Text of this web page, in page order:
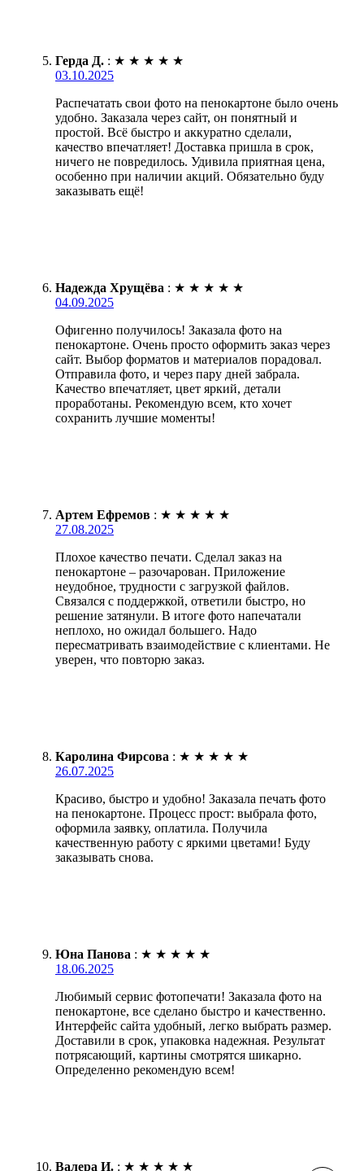
Герда Д. : ★ ★ ★ ★ ★
03.10.2025
Распечатать свои фото на пенокартоне было очень
удобно. Заказала через сайт, он понятный и
простой. Всё быстро и аккуратно сделали,
качество впечатляет! Доставка пришла в срок,
ничего не повредилось. Удивила приятная цена,
особенно при наличии акций. Обязательно буду
заказывать ещё!
Надежда Хрущёва : ★ ★ ★ ★ ★
04.09.2025
Офигенно получилось! Заказала фото на
пенокартоне. Очень просто оформить заказ через
сайт. Выбор форматов и материалов порадовал.
Отправила фото, и через пару дней забрала.
Качество впечатляет, цвет яркий, детали
проработаны. Рекомендую всем, кто хочет
сохранить лучшие моменты!
Артем Ефремов : ★ ★ ★ ★ ★
27.08.2025
Плохое качество печати. Сделал заказ на
пенокартоне – разочарован. Приложение
неудобное, трудности с загрузкой файлов.
Связался с поддержкой, ответили быстро, но
решение затянули. В итоге фото напечатали
неплохо, но ожидал большего. Надо
пересматривать взаимодействие с клиентами. Не
уверен, что повторю заказ.
Каролина Фирсова : ★ ★ ★ ★ ★
26.07.2025
Красиво, быстро и удобно! Заказала печать фото
на пенокартоне. Процесс прост: выбрала фото,
оформила заявку, оплатила. Получила
качественную работу с яркими цветами! Буду
заказывать снова.
Юна Панова : ★ ★ ★ ★ ★
18.06.2025
Любимый сервис фотопечати! Заказала фото на
пенокартоне, все сделано быстро и качественно.
Интерфейс сайта удобный, легко выбрать размер.
Доставили в срок, упаковка надежная. Результат
потрясающий, картины смотрятся шикарно.
Определенно рекомендую всем!
Валера И. : ★ ★ ★ ★ ★